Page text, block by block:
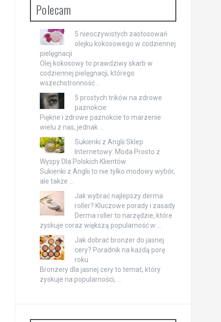
Polecam
5 nieoczywistych zastosowań
olejku kokosowego w codziennej
pielęgnacji
Olej kokosowy to prawdziwy skarb w
codziennej pielęgnacji, którego
wszechstronność …
5 prostych trików na zdrowe
paznokcie
Piękne i zdrowe paznokcie to marzenie
wielu z nas, jednak …
Sukienki z Anglii Sklep
Internetowy: Moda Prosto z
Wyspy Dla Polskich Klientów
Sukienki z Anglii to nie tylko modowy wybór,
ale także …
Jak wybrać najlepszy derma
roller? Kluczowe porady i zasady
Derma roller to narzędzie, które
zyskuje coraz większą popularność w …
Jak dobrać bronzer do jasnej
cery? Poradnik na każdą porę
roku
Bronzery dla jasnej cery to temat, który
zyskuje na popularności, …